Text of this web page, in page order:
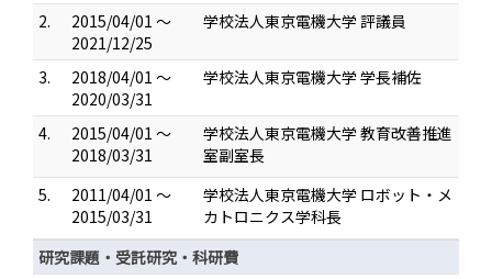
2.
2015/04/01 ～
2021/12/25
学校法人東京電機大学 評議員
3.
2018/04/01 ～
2020/03/31
学校法人東京電機大学 学長補佐
4.
2015/04/01 ～
2018/03/31
学校法人東京電機大学 教育改善推進
室副室長
5.
2011/04/01 ～
2015/03/31
学校法人東京電機大学 ロボット・メ
カトロニクス学科長
研究課題・受託研究・科研費